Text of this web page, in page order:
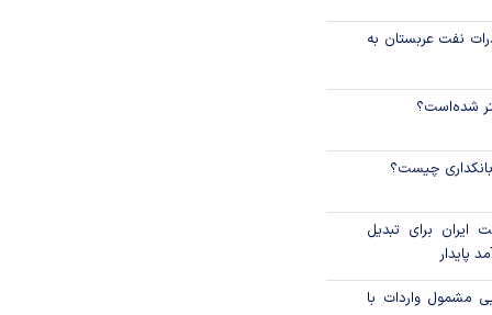
نفت عربستان به
شده‌است؟
چیست؟
ایران برای تبدیل
پایدار
مشمول واردات با